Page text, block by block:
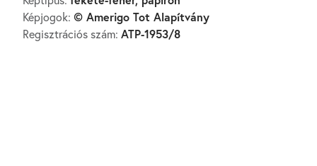
Képjogok: © Amerigo Tot Alapítvány
Regisztrációs szám: ATP-1953/8